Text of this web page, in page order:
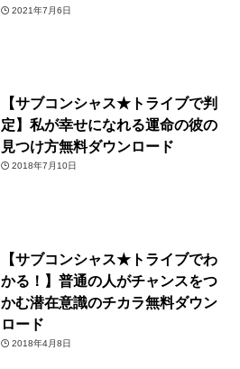
2021年7月6日
【サブコンシャス★トライブで判
定】私が幸せになれる運命の彼の
見つけ方無料ダウンロード
2018年7月10日
【サブコンシャス★トライブでわ
かる！】普通の人がチャンスをつ
かむ潜在意識のチカラ無料ダウン
ロード
2018年4月8日